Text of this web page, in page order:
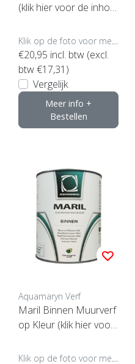
(klik hier voor de inhou
€20,95 incl. btw (excl.
btw €17,31)
Vergelijk
Meer info +
Bestellen
Aquamaryn Verf
Maril Binnen Muurverf
op Kleur (klik hier voor